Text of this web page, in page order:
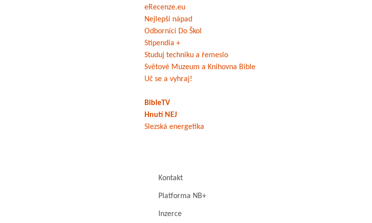
eRecenze.eu
Nejlepší nápad
Odborníci Do Škol
Stipendia +
Studuj techniku a řemeslo
Světové Muzeum a Knihovna Bible
Uč se a vyhraj!
BibleTV
Hnutí NEJ
Slezská energetika
Kontakt
Platforma NB+
Inzerce